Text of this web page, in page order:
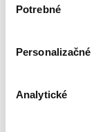
keby sme
súhlasu
Potrebné
Personalizačné
Analytické